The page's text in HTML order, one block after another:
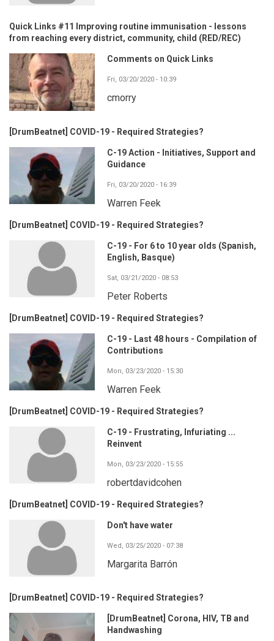
Quick Links #11 Improving routine immunisation - lessons
from reaching every district, community, child (RED/REC)
Comments on Quick Links
Fri, 03/20/2020 - 10:39
cmorry
[DrumBeatnet] COVID-19 - Required Strategies?
C-19 Action - Initiatives, Support and
Guidance
Fri, 03/20/2020 - 16:39
Warren Feek
[DrumBeatnet] COVID-19 - Required Strategies?
C-19 - For 6 to 10 year olds (Spanish,
English, Basque)
Sat, 03/21/2020 - 08:53
Peter Roberts
[DrumBeatnet] COVID-19 - Required Strategies?
C-19 - Last 48 hours - Compilation of
Contributions
Mon, 03/23/2020 - 15:30
Warren Feek
[DrumBeatnet] COVID-19 - Required Strategies?
C-19 - Frustrating, Infuriating ...
Reinvent
Mon, 03/23/2020 - 15:55
robertdavidcohen
[DrumBeatnet] COVID-19 - Required Strategies?
Don't have water
Wed, 03/25/2020 - 07:38
Margarita Barrón
[DrumBeatnet] COVID-19 - Required Strategies?
[DrumBeatnet] Corona, HIV, TB and
Handwashing